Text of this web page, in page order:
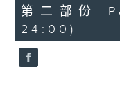
55
minutes,
9
seconds
第二部份
24:00)